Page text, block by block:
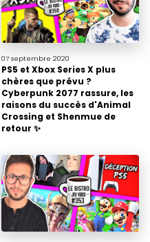
07 septembre 2020
PS5 et Xbox Series X plus
chères que prévu ?
Cyberpunk 2077 rassure, les
raisons du succès d'Animal
Crossing et Shenmue de
retour ✨